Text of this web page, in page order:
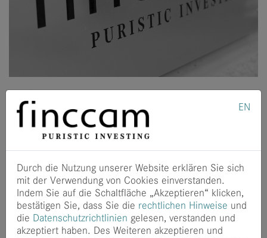
EN
Durch die Nutzung unserer Website erklären Sie sich
mit der Verwendung von Cookies einverstanden.
Indem Sie auf die Schaltfläche „Akzeptieren“ klicken,
bestätigen Sie, dass Sie die rechtlichen Hinweise und
die Datenschutzrichtlinien gelesen, verstanden und
akzeptiert haben. Des Weiteren akzeptieren und
Das finccam-Team begrüßt Dominik Mehringer! Dominik
ist Absolvent der Informatik (B.Sc.) der Technischen
Universität München und er finalisiert dort gerade sein
Master-Studium. Wir freuen uns sehr über die
Dominik bringt seine umfangreiche theoretische und
praktische Erfahrung in unser Team ein. Bei seinem
vorherigen Arbeitgeber konnte er nicht nur die IT-
Abteilung umfassend modernisieren, sondern unterstützte
auch die Entwicklung von Prozessen im Hinblick auf
gesetzliche Anforderungen. Des Weiteren konzipierte und